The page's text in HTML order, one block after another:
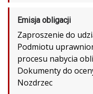
Emisja obligacji
Zaproszenie do
Podmiotu
procesu nabycia
Dokumenty do
Nozdrzec